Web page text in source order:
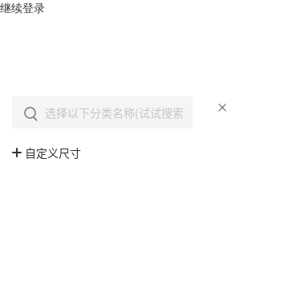
继续登录